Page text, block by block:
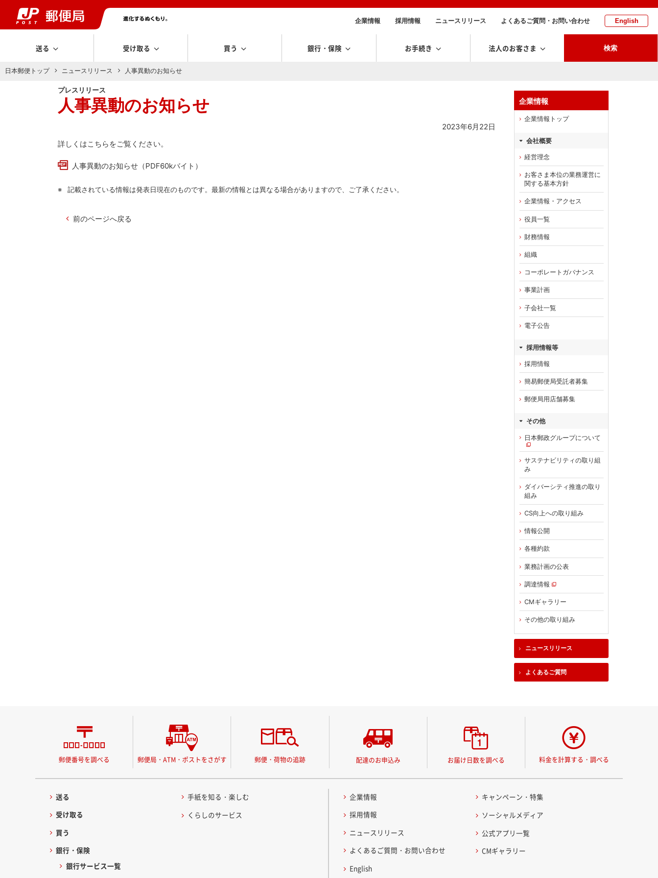
企業情報 採用情報 ニュースリリース よくあるご質問・お問い合わせ English
送る 受け取る 買う 銀行・保険 お手続き 法人のお客さま 検索
日本郵便トップ ニュースリリース 人事異動のお知らせ
プレスリリース
人事異動のお知らせ
2023年6月22日
詳しくはこちらをご覧ください。
人事異動のお知らせ（PDF60kバイト）
記載されている情報は発表日現在のものです。最新の情報とは異なる場合がありますので、ご了承ください。
前のページへ戻る
企業情報
企業情報トップ
会社概要
経営理念
お客さま本位の業務運営に
関する基本方針
企業情報・アクセス
役員一覧
財務情報
組織
コーポレートガバナンス
事業計画
子会社一覧
電子公告
採用情報等
採用情報
簡易郵便局受託者募集
郵便局用店舗募集
その他
日本郵政グループについて
サステナビリティの取り組
み
ダイバーシティ推進の取り
組み
CS向上への取り組み
情報公開
各種約款
業務計画の公表
調達情報
CMギャラリー
その他の取り組み
ニュースリリース
よくあるご質問
郵便番号を調べる 郵便局・ATM・ポストをさがす 郵便・荷物の追跡 配達のお申込み お届け日数を調べる 料金を計算する・調べる
送る
受け取る
買う
銀行・保険
銀行サービス一覧
手紙を知る・楽しむ
くらしのサービス
企業情報
採用情報
ニュースリリース
よくあるご質問・お問い合わせ
English
キャンペーン・特集
ソーシャルメディア
公式アプリ一覧
CMギャラリー